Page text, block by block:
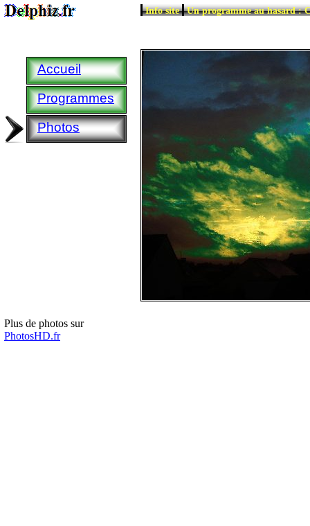
Info site Un programme au hasard :
Accueil
Programmes
Photos
Plus de photos sur
PhotosHD.fr